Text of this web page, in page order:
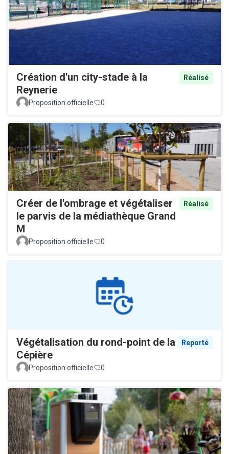
Création d'un city-stade à la
Reynerie
Réalisé
Proposition officielle 0
Créer de l'ombrage et végétaliser
le parvis de la médiathèque Grand
M
Réalisé
Proposition officielle 0
Végétalisation du rond-point de la
Cépière
Reporté
Proposition officielle 0